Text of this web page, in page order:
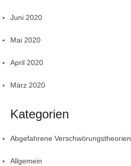
Juni 2020
Mai 2020
April 2020
März 2020
Kategorien
Abgefahrene Verschwörungstheorien
Allgemein